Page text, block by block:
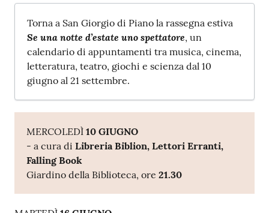
e
ragazzi
l
i
Cerca nei
cataloghi
Torna a San Giorgio di Piano la rassegna estiva
Se una notte d’estate uno spettatore, un
calendario di appuntamenti tra musica, cinema,
letteratura, teatro, giochi e scienza dal 10
giugno al 21 settembre.
MERCOLEDÌ 10 GIUGNO
- a cura di Libreria Biblion, Lettori Erranti,
Falling Book
Giardino della Biblioteca, ore 21.30